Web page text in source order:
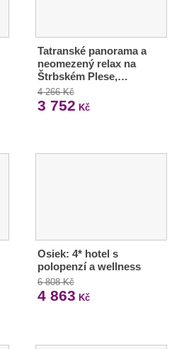
Tatranské panorama a
neomezený relax na
Štrbském Plese,…
4 266 Kč
3 752 Kč
Osiek: 4* hotel s
polopenzí a wellness
6 808 Kč
4 863 Kč